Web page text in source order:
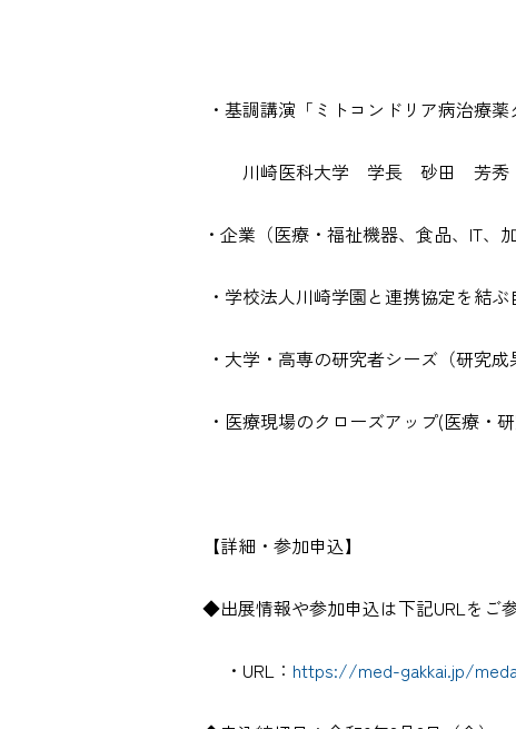
・基調講演「ミトコンドリア病治療
川崎医科大学 学長 砂田 芳秀
・企業（医療・福祉機器、食品、IT
・学校法人川崎学園と連携協定を結
・大学・高専の研究者シーズ（研究
・医療現場のクローズアップ(医療・
【詳細・参加申込】
◆出展情報や参加申込は下記URLをご
・URL： https://med-gakkai.jp/